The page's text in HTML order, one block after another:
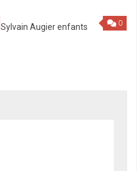
0
Sylvain Augier enfants